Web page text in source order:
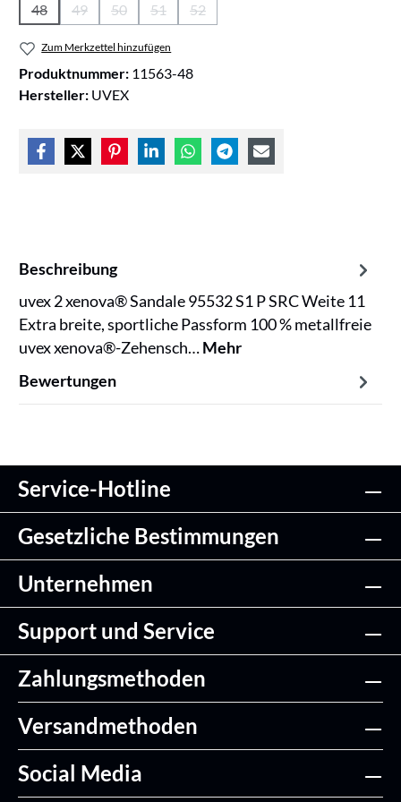
48
(Diese Option ist zurzeit nicht verfügbar.)
49
(Diese Option ist zurzeit nicht verfügbar.)
50
(Diese Option ist zurzeit nicht verfügbar.)
51
(Diese Option ist zurzeit nicht verfügbar.)
52
(Diese Option ist zurzeit nicht
Zum Merkzettel hinzufügen
Produktnummer: 11563-48
Hersteller: UVEX
Beschreibung
uvex 2 xenova® Sandale 95532 S1 P SRC Weite 11
Extra breite, sportliche Passform 100 % metallfreie
uvex xenova®-Zehensch…Mehr
Bewertungen
Service-Hotline
Gesetzliche Bestimmungen
Unternehmen
Support und Service
Zahlungsmethoden
Versandmethoden
Social Media